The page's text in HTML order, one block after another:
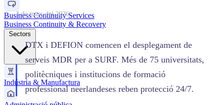
Business Continuity Services
Business Continuity & Recovery
Indústria & Manufactura
3 de març del 2026
DTX i DEFION comencen el desplegament de
serveis MDR per a SURF. Més de 75 universitats,
politècniques i institucions de formació
professional neerlandeses reben protecció 24/7.